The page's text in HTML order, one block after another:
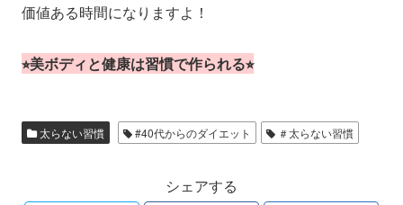
価値ある時間になりますよ！
⭐︎美ボディと健康は習慣で作られる⭐︎
太らない習慣 #40代からのダイエット ＃太らない習慣
シェアする